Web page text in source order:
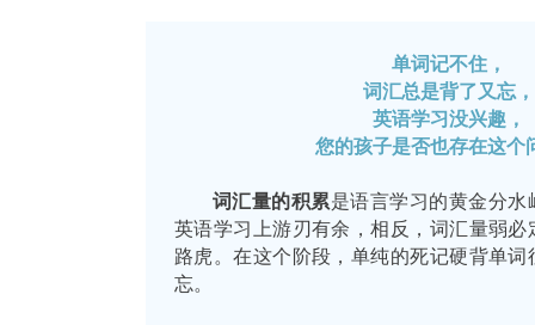
单词记不住，
词汇总是背了又忘，
英语学习没兴趣，
您的孩子是否也存在这个
词汇量的积累是语言学习的黄金分
英语学习上游刃有余，相反，词汇量弱
路虎。在这个阶段，单纯的死记硬背单
忘。